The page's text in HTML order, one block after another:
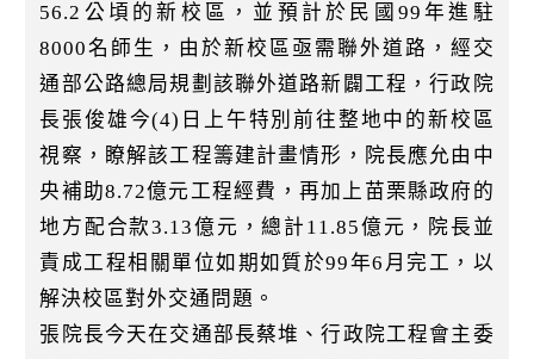
56.2公頃的新校區，並預計於民國99年進駐
8000名師生，由於新校區亟需聯外道路，經交
通部公路總局規劃該聯外道路新闢工程，行政院
長張俊雄今(4)日上午特別前往整地中的新校區
視察，瞭解該工程籌建計畫情形，院長應允由中
央補助8.72億元工程經費，再加上苗栗縣政府的
地方配合款3.13億元，總計11.85億元，院長並
責成工程相關單位如期如質於99年6月完工，以
解決校區對外交通問題。
張院長今天在交通部長蔡堆、行政院工程會主委